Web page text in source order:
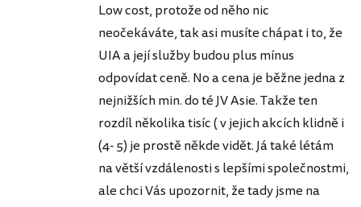
Low cost, protože od něho nic
neočekáváte, tak asi musíte chápat i to, že
UIA a její služby budou plus mínus
odpovídat ceně. No a cena je běžne jedna z
nejnižších min. do té JV Asie. Takže ten
rozdíl několika tisíc ( v jejich akcích klidně i
(4- 5) je prostě někde vidět. Já také létám
na větší vzdálenosti s lepšími společnostmi,
ale chci Vás upozornit, že tady jsme na